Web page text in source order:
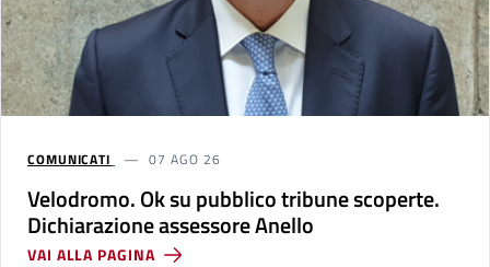
COMUNICATI 07 AGO 26
Velodromo. Ok su pubblico tribune scoperte.
Dichiarazione assessore Anello
VAI ALLA PAGINA